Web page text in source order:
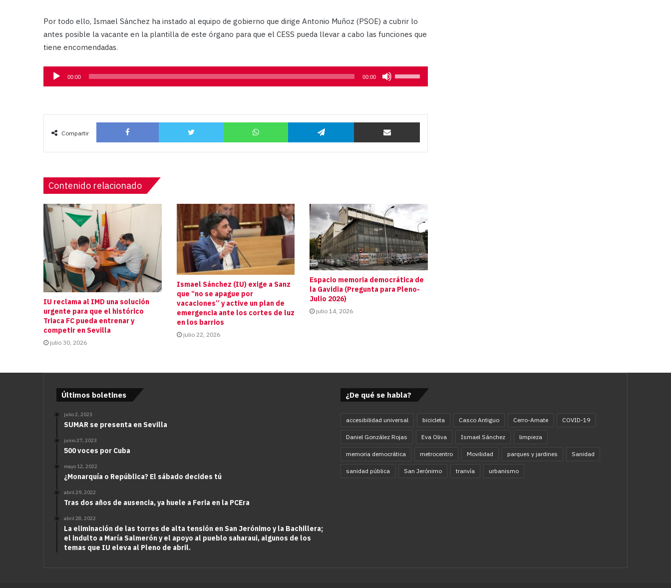
Por todo ello, Ismael Sánchez ha instado al equipo de gobierno que dirige Antonio Muñoz (PSOE) a cubrir lo
antes posible la vacante en la plantilla de este órgano para que el CESS pueda llevar a cabo las funciones que
tiene encomendadas.
Reproductor
de
00:00 00:00
las
flecha
para
el
volumen.
Compartir
Facebook Twitter WhatsApp Telegram Compartir por correo
Contenido relacionado
IU reclama al IMD una solución
urgente para que el histórico
Triaca FC pueda entrenar y
competir en Sevilla
julio 30, 2026
Ismael Sánchez (IU) exige a Sanz
que “no se apague por
vacaciones” y active un plan de
emergencia ante los cortes de luz
en los barrios
julio 22, 2026
Espacio memoria democrática de
la Gavidia (Pregunta para Pleno-
Julio 2026)
julio 14, 2026
Últimos boletines
julio 2, 2023
SUMAR se presenta en Sevilla
junio 27, 2023
500 voces por Cuba
mayo 12, 2022
¿Monarquía o República? El sábado decides tú
abril 29, 2022
Tras dos años de ausencia, ya huele a Feria en la PCEra
abril 28, 2022
La eliminación de las torres de alta tensión en San Jerónimo y la Bachillera;
el indulto a María Salmerón y el apoyo al pueblo saharaui, algunos de los
temas que IU eleva al Pleno de abril.
¿De qué se habla?
accesibilidad universal bicicleta Casco Antiguo Cerro-Amate COVID-19
Daniel González Rojas Eva Oliva Ismael Sánchez limpieza
memoria democrática metrocentro Movilidad parques y jardines Sanidad
sanidad pública San Jerónimo tranvía urbanismo